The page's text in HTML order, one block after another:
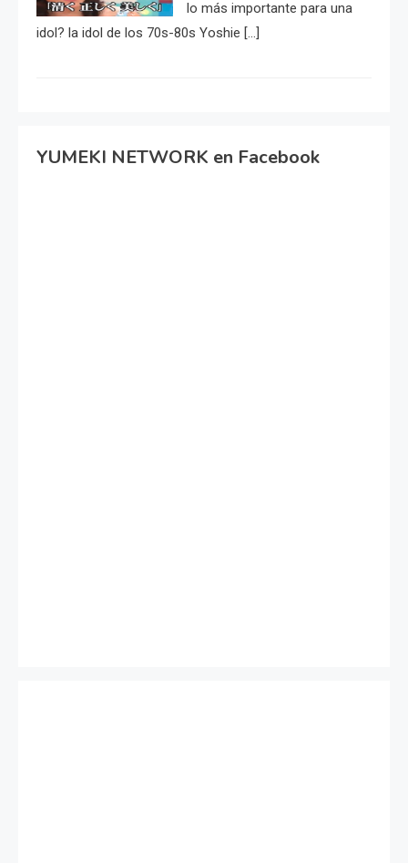
lo más importante para una
idol? la idol de los 70s-80s Yoshie […]
YUMEKI NETWORK en Facebook